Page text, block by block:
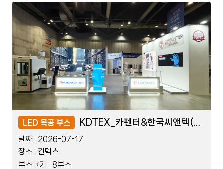
LED 블럭 부스 레이저코리아_세움트로닉스
날짜 : 2026-07-08
장소 : 킨텍스
부스크기 : 2부스
LED 목공 부스
날짜 : 2026-07-17
장소 : 킨텍스
부스크기 : 8부스
LED 블럭 부스 레이저코리아_세움트로닉스
날짜 : 2026-07-08
장소 : 킨텍스
부스크기 : 2부스
LED 목공 부스
날짜 : 2026-07-17
장소 : 킨텍스
부스크기 : 8부스